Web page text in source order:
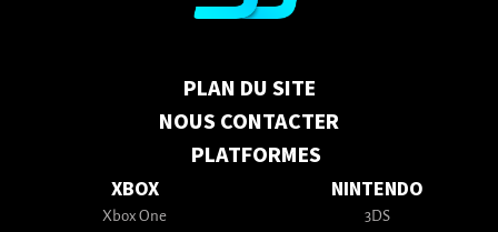
PLAN DU SITE
NOUS CONTACTER
PLATFORMES
XBOX
Xbox One
NINTENDO
3DS